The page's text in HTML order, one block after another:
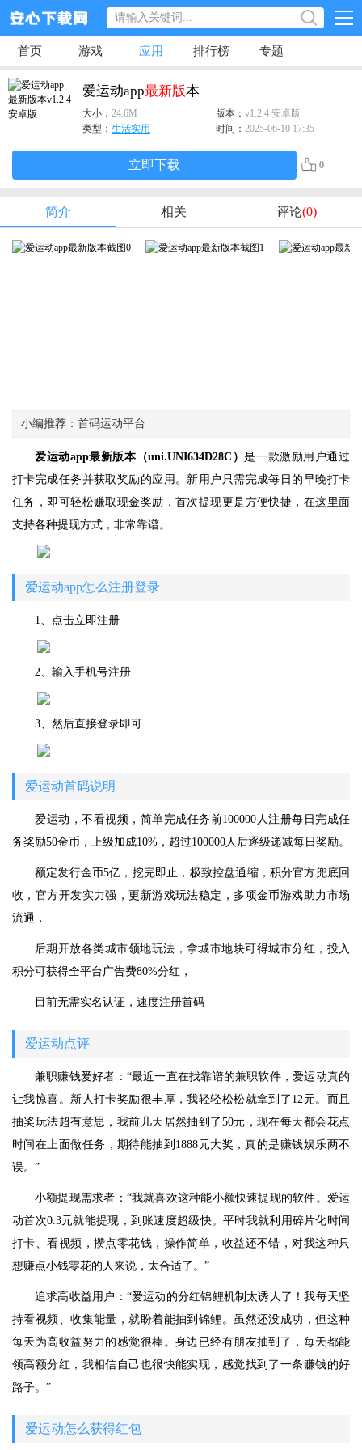
首页 游戏 应用 排行榜 专题
爱运动app最新版本
大小： 24.6M 版本： v1.2.4 安卓版
类型： 生活实用 时间： 2025-06-10 17:35
立即下载 0
简介 相关 评论(0)
小编推荐：首码运动平台
爱运动app最新版本（uni.UNI634D28C）是一款激励用户通过
打卡完成任务并获取奖励的应用。新用户只需完成每日的早晚打卡
任务，即可轻松赚取现金奖励，首次提现更是方便快捷，在这里面
支持各种提现方式，非常靠谱。
爱运动app怎么注册登录
1、点击立即注册
2、输入手机号注册
3、然后直接登录即可
爱运动首码说明
爱运动，不看视频，简单完成任务前100000人注册每日完成任
务奖励50金币，上级加成10%，超过100000人后逐级递减每日奖励。
额定发行金币5亿，挖完即止，极致控盘通缩，积分官方兜底回
收，官方开发实力强，更新游戏玩法稳定，多项金币游戏助力市场
流通，
后期开放各类城市领地玩法，拿城市地块可得城市分红，投入
积分可获得全平台广告费80%分红，
目前无需实名认证，速度注册首码
爱运动点评
兼职赚钱爱好者：“最近一直在找靠谱的兼职软件，爱运动真的
让我惊喜。新人打卡奖励很丰厚，我轻轻松松就拿到了12元。而且
抽奖玩法超有意思，我前几天居然抽到了50元，现在每天都会花点
时间在上面做任务，期待能抽到1888元大奖，真的是赚钱娱乐两不
误。”
小额提现需求者：“我就喜欢这种能小额快速提现的软件。爱运
动首次0.3元就能提现，到账速度超级快。平时我就利用碎片化时间
打卡、看视频，攒点零花钱，操作简单，收益还不错，对我这种只
想赚点小钱零花的人来说，太合适了。”
追求高收益用户：“爱运动的分红锦鲤机制太诱人了！我每天坚
持看视频、收集能量，就盼着能抽到锦鲤。虽然还没成功，但这种
每天为高收益努力的感觉很棒。身边已经有朋友抽到了，每天都能
领高额分红，我相信自己也很快能实现，感觉找到了一条赚钱的好
路子。”
爱运动怎么获得红包